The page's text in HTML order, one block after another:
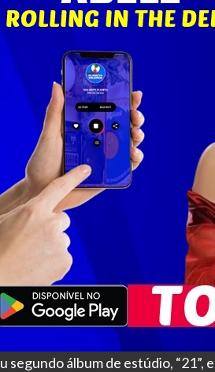
segundo álbum de estúdio,